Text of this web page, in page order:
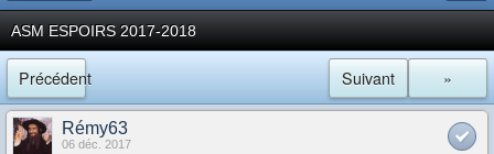
ASM ESPOIRS 2017-2018
Précédent »
Suivant
Rémy63
06 déc. 2017